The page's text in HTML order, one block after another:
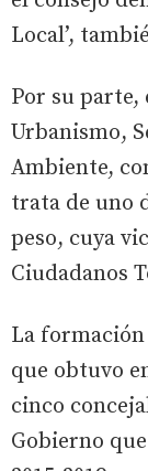
Local’,
Por su parte,
Urbanismo,
Ambiente,
trata de uno
peso, cuya
Ciudadanos
La formación
que obtuvo
cinco
Gobierno